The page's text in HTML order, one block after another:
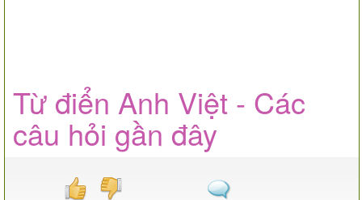
Từ điển Anh Việt - Các
câu hỏi gần đây